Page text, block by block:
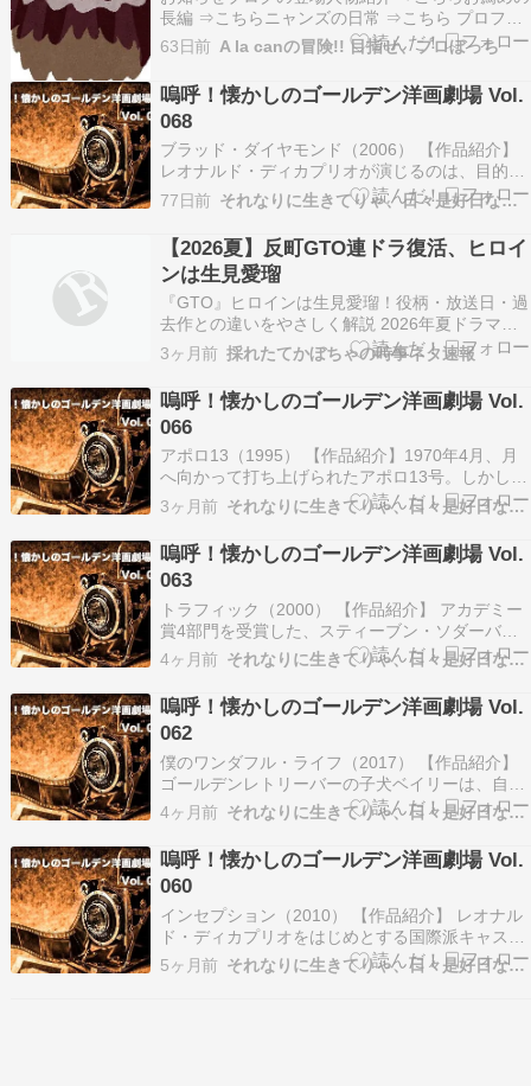
長編 ⇒こちらニャンズの日常 ⇒こちら プロフィ
ールがわからないかたからのアメンバー申請はお
断りしております。さぁ今日の冒険が始まりま
す!!A la can が若い時に働いていたとある会社。
上司は気のいいおっさんでした。外見は年相応…
63日前 A la canの冒険!! 目指せ、プロぼっち
嗚呼！懐かしのゴールデン洋画劇場 Vol.
068
ブラッド・ダイヤモンド（2006） 【作品紹介】
レオナルド・ディカプリオが演じるのは、目的の
ためなら多少の汚れ仕事もいとわないダイヤの密
売人アーチャー。舞台は、内戦が続くアフリカの
シエラレオネ。家族を奪われた漁師ソロモンは、
強制的に働かされたダイヤ採掘場で、巨大なピン
ク・ダイヤ…
77日前 それなりに生きてりゃ、日々是好日なり！
【2026夏】反町GTO連ドラ復活、ヒロイ
ンは生見愛瑠
『GTO』ヒロインは生見愛瑠！役柄・放送日・過
去作との違いをやさしく解説 2026年夏ドラマと
して、反町隆史さん主演の『GTO』が連続ドラマ
で帰ってきます。なかでも注目されているのが、
ヒロイン役を務める生見愛瑠さんです。 この記事
では、生見愛瑠さんが演じる柏原実央の役柄や、
199…
3ヶ月前 採れたてかぼちゃの時事ネタ速報
嗚呼！懐かしのゴールデン洋画劇場 Vol.
066
アポロ13（1995） 【作品紹介】1970年4月、月
へ向かって打ち上げられたアポロ13号。しかし飛
行中に爆発事故が発生し、宇宙船は酸素と電力の
大半を失ってしまう。月面着陸どころか、地球へ
帰れるかどうかさえ分からない絶望的な状況。そ
れでも、3人の宇宙飛行士と地上管制スタッフは
決…
3ヶ月前 それなりに生きてりゃ、日々是好日なり！
嗚呼！懐かしのゴールデン洋画劇場 Vol.
063
トラフィック（2000） 【作品紹介】 アカデミー
賞4部門を受賞した、スティーブン・ソダーバー
グ監督による社会派サスペンス。アメリカとメキ
シコを結ぶ麻薬ルートを背景に、娘の薬物依存に
苦しむ判事、麻薬王の夫を逮捕されて動揺する妊
娠中の妻、そして密輸の現場を追う警官たち、そ
れぞれの…
4ヶ月前 それなりに生きてりゃ、日々是好日なり！
嗚呼！懐かしのゴールデン洋画劇場 Vol.
062
僕のワンダフル・ライフ（2017） 【作品紹介】
ゴールデンレトリーバーの子犬ベイリーは、自分
を助けてくれた少年イーサンと深い絆で結ばれて
いた。けれど、犬の命は人間よりも短く、やがて
別れの時がやってくる。 それでもベイリーは何度
も生まれ変わり、姿を変えながらも、大好きなイ
ーサン…
4ヶ月前 それなりに生きてりゃ、日々是好日なり！
嗚呼！懐かしのゴールデン洋画劇場 Vol.
060
インセプション（2010） 【作品紹介】 レオナル
ド・ディカプリオをはじめとする国際派キャスト
が集結し、クリストファー・ノーランが放つ異色
のSFアクション。舞台は“夢の中”。他人の潜在意
5ヶ月前 それなりに生きてりゃ、日々是好日なり！